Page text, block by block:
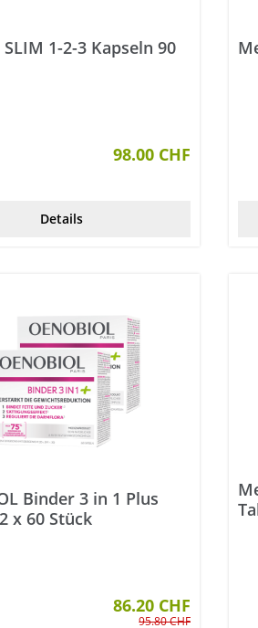
SLIM 1-2-3 Kapseln 90
98.00 CHF
Details
Binder 3 in 1 Plus
x 60 Stück
86.20 CHF
95.80 CHF